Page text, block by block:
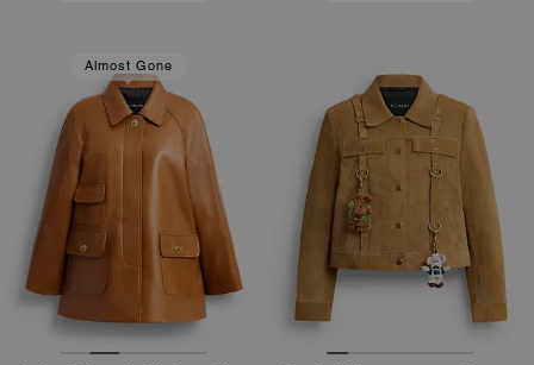
Almost Gone